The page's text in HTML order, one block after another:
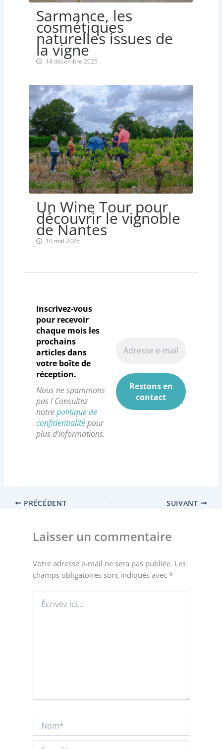
Sarmance, les
cosmétiques
naturelles issues de
la vigne
14 décembre 2025
Un Wine Tour pour
découvrir le vignoble
de Nantes
10 mai 2025
Inscrivez-vous
pour recevoir
chaque mois les
prochains
articles dans
votre boîte de
réception.
Nous ne spammons
pas ! Consultez
notrepolitique de
confidentialitépour
plus d’informations.
PRÉCÉDENT SUIVANT
Laisser un commentaire
Votre adresse e-mail ne sera pas publiée. Les
champs obligatoires sont indiqués avec *
ici…